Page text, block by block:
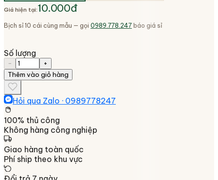
Giá hiện tại:10.000đ
Bịch sỉ 10 cái cùng mẫu — gọi 0989.778.247báo giá sỉ
Số lượng
−
+
Thêm vào giỏ hàng
Hỏi qua Zalo · 0989778247
100% thủ công
Không hàng công nghiệp
Giao hàng toàn quốc
Phí ship theo khu vực